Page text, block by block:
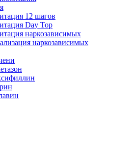
12 шагов
Day Top
наркозависимых
наркозависимых